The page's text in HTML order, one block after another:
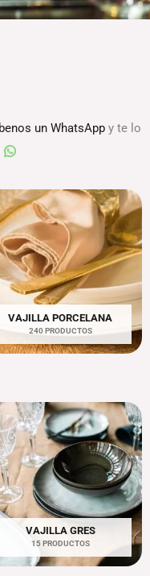
un WhatsAppy te lo
VAJILLA PORCELANA
240 PRODUCTOS
VAJILLA GRES
15 PRODUCTOS